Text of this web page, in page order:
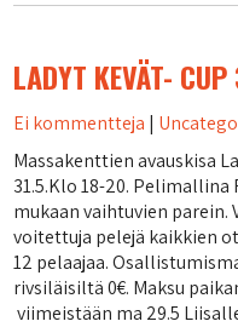
LADYT KEVÄT-
Ei kommentteja |
Massakenttien avauskisa
31.5.Klo 18-20.
mukaan vaihtuvien parein.
voitettuja pelejä kaikkien
12 pelaajaa.
rivsiläisiltä 0€. Maksu
viimeistään ma 29.5